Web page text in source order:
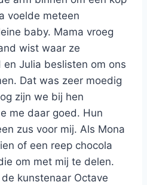
voelde meteen
baby. Mama vroeg
wist waar ze
Julia beslisten om ons
Dat was zeer moedig
zijn we bij hen
me daar goed. Hun
zus voor mij. Als Mona
of een reep chocola
om met mij te delen.
kunstenaar Octave